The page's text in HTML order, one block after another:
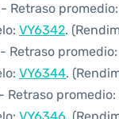
Retraso
VY6342.
Retraso promedio:
VY6344.
Retraso